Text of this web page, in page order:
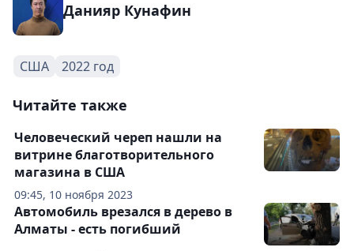
Данияр Кунафин
США 2022 год
Читайте также
09:45, 10 ноября 2023
Человеческий череп нашли на
витрине благотворительного
магазина в США
Автомобиль врезался в дерево в
Алматы - есть погибший